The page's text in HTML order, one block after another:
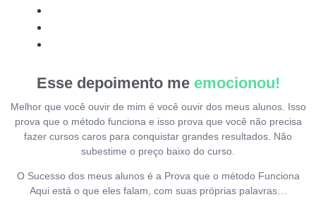
Esse depoimento me emocionou!
Melhor que você ouvir de mim é você ouvir dos meus alunos. Isso
prova que o método funciona e isso prova que você não precisa
fazer cursos caros para conquistar grandes resultados. Não
subestime o preço baixo do curso.
O Sucesso dos meus alunos é a Prova que o método Funciona
Aqui está o que eles falam, com suas próprias palavras…